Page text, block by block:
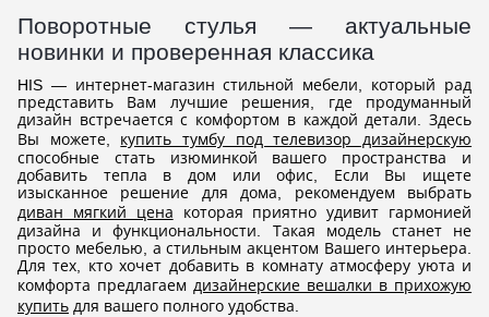
Поворотные стулья — актуальные
новинки и проверенная классика
HIS — интернет-магазин стильной мебели, который рад
представить Вам лучшие решения, где продуманный
дизайн встречается с комфортом в каждой детали. Здесь
Вы можете, купить тумбу под телевизор дизайнерскую
способные стать изюминкой вашего пространства и
добавить тепла в дом или офис, Если Вы ищете
изысканное решение для дома, рекомендуем выбрать
диван мягкий цена которая приятно удивит гармонией
дизайна и функциональности. Такая модель станет не
просто мебелью, а стильным акцентом Вашего интерьера.
Для тех, кто хочет добавить в комнату атмосферу уюта и
комфорта предлагаем дизайнерские вешалки в прихожую
купить для вашего полного удобства.